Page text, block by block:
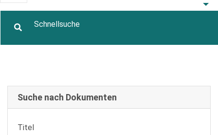
Suche nach Dokumenten
Titel